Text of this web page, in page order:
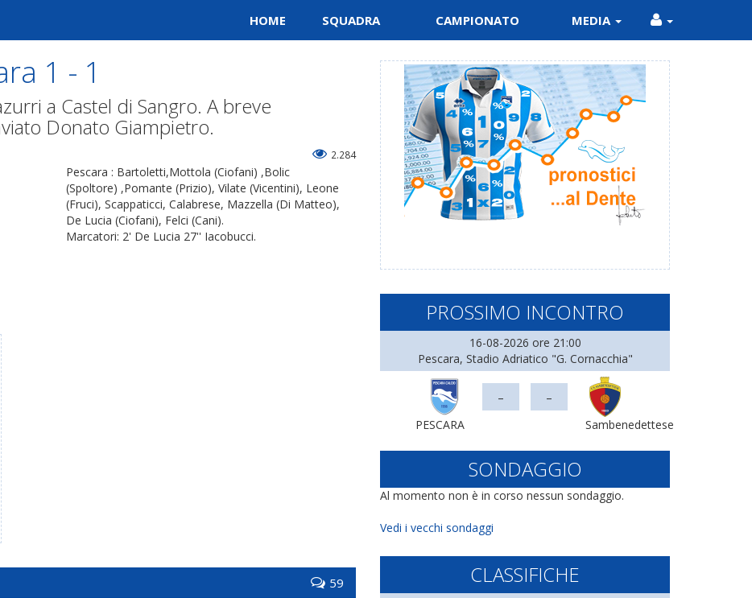
HOME SQUADRA CAMPIONATO MEDIA
1 - 1
a Castel di Sangro. A breve
Donato Giampietro.
2.284
Pescara : Bartoletti,Mottola (Ciofani) ,Bolic
(Spoltore) ,Pomante (Prizio), Vilate (Vicentini), Leone
(Fruci), Scappaticci, Calabrese, Mazzella (Di Matteo),
De Lucia (Ciofani), Felci (Cani).
Marcatori: 2' De Lucia 27'' Iacobucci.
59
PROSSIMO INCONTRO
16-08-2026 ore 21:00
Pescara, Stadio Adriatico "G. Cornacchia"
PESCARA
- -
Sambenedettese
SONDAGGIO
Al momento non è in corso nessun sondaggio.
Vedi i vecchi sondaggi
CLASSIFICHE